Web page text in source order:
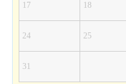
17 18
24 25
31